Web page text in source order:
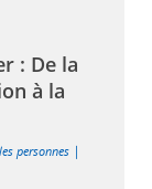
: De la
à la
personnes |